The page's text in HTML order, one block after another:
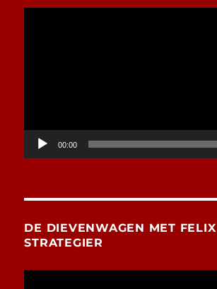
00:00
DE DIEVENWAGEN MET FELIX
STRATEGIER